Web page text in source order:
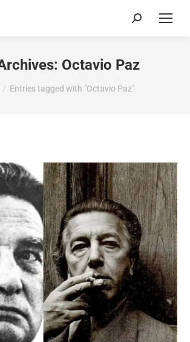
Octavio Paz
here:
Entries tagged with "Octavio Paz"